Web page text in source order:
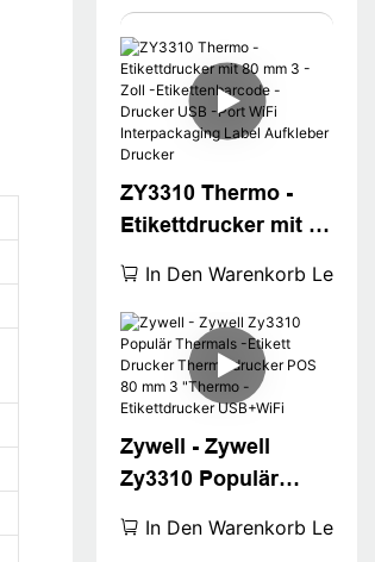
ZY3310 Thermo -
Etikettdrucker mit 80
Etikettenbarcode -
Drucker USB -Port
WiFi Interpackaging
Label Aufkleber
Drucker
In Den Warenkorb Legen
Zywell - Zywell
Zy3310 Populär
Drucker
In Den Warenkorb Legen